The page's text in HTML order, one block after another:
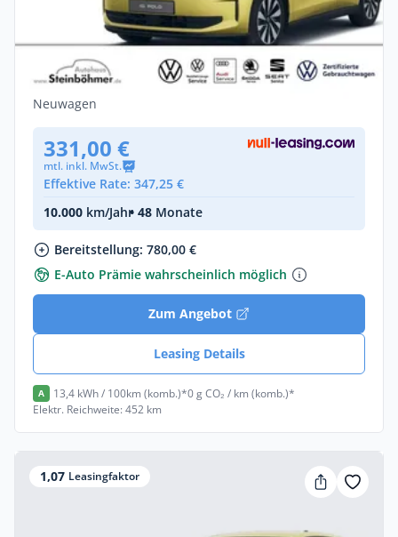
Gewerbe & Privat
Volkswagen ID. Polo Style 155 kW (211 PS)
52 kWh Bluetooth
Elektro •Automatik •
211 PS (155 kW)
Neuwagen
331,00 €
mtl. inkl. MwSt.
Effektive Rate: 347,25 €
10.000 km/Jahr• 48 Monate
Bereitstellung: 780,00 €
E-Auto Prämie wahrscheinlich möglich
Zum Angebot
Leasing Details
A 13,4 kWh / 100km (komb.)*0 g CO₂ / km (komb.)*
Elektr. Reichweite: 452 km
1,07 Leasingfaktor